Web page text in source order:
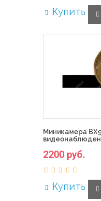
Купить
Миникамера
2200 руб.
Купить